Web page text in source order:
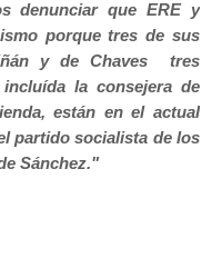
denunciar que ERE y
porque tres de sus
y de Chaves tres
la consejera de
están en el actual
partido socialista de los
Sánchez."